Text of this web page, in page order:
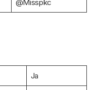
@Misspkc
Ja